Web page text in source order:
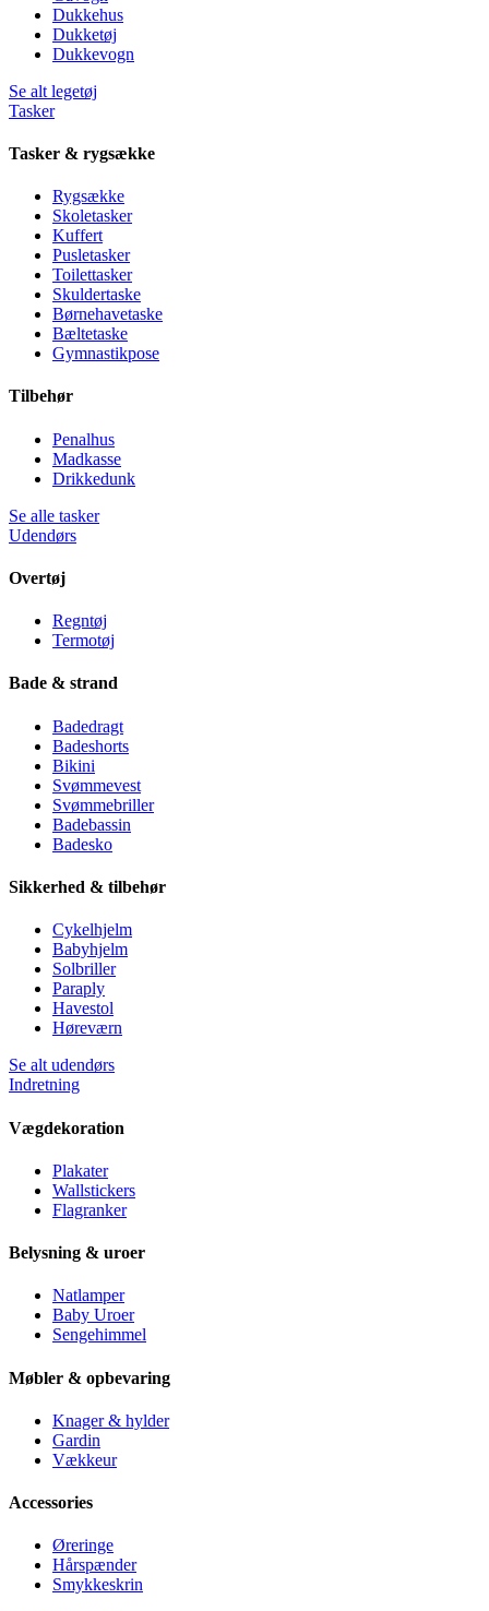
Dukkehus
Dukketøj
Dukkevogn
Se alt legetøj
Tasker
Tasker & rygsække
Rygsække
Skoletasker
Kuffert
Pusletasker
Toilettasker
Skuldertaske
Børnehavetaske
Bæltetaske
Gymnastikpose
Tilbehør
Penalhus
Madkasse
Drikkedunk
Se alle tasker
Udendørs
Overtøj
Regntøj
Termotøj
Bade & strand
Badedragt
Badeshorts
Bikini
Svømmevest
Svømmebriller
Badebassin
Badesko
Sikkerhed & tilbehør
Cykelhjelm
Babyhjelm
Solbriller
Paraply
Havestol
Høreværn
Se alt udendørs
Indretning
Vægdekoration
Plakater
Wallstickers
Flagranker
Belysning & uroer
Natlamper
Baby Uroer
Sengehimmel
Møbler & opbevaring
Knager & hylder
Gardin
Vækkeur
Accessories
Øreringe
Hårspænder
Smykkeskrin